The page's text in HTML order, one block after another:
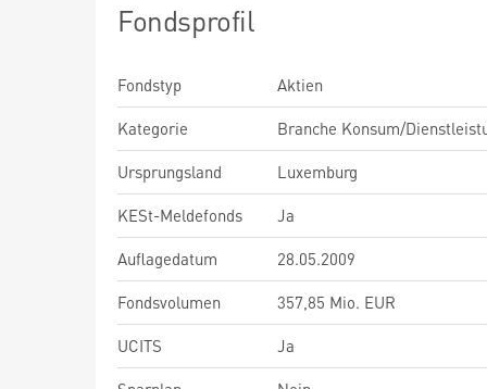
Fondsprofil
Fondstyp
Aktien
Kategorie
Branche Konsum/
Ursprungsland
Luxemburg
KESt-Meldefonds
Ja
Auflagedatum
28.05.2009
Fondsvolumen
357,85 Mio. EUR
UCITS
Ja